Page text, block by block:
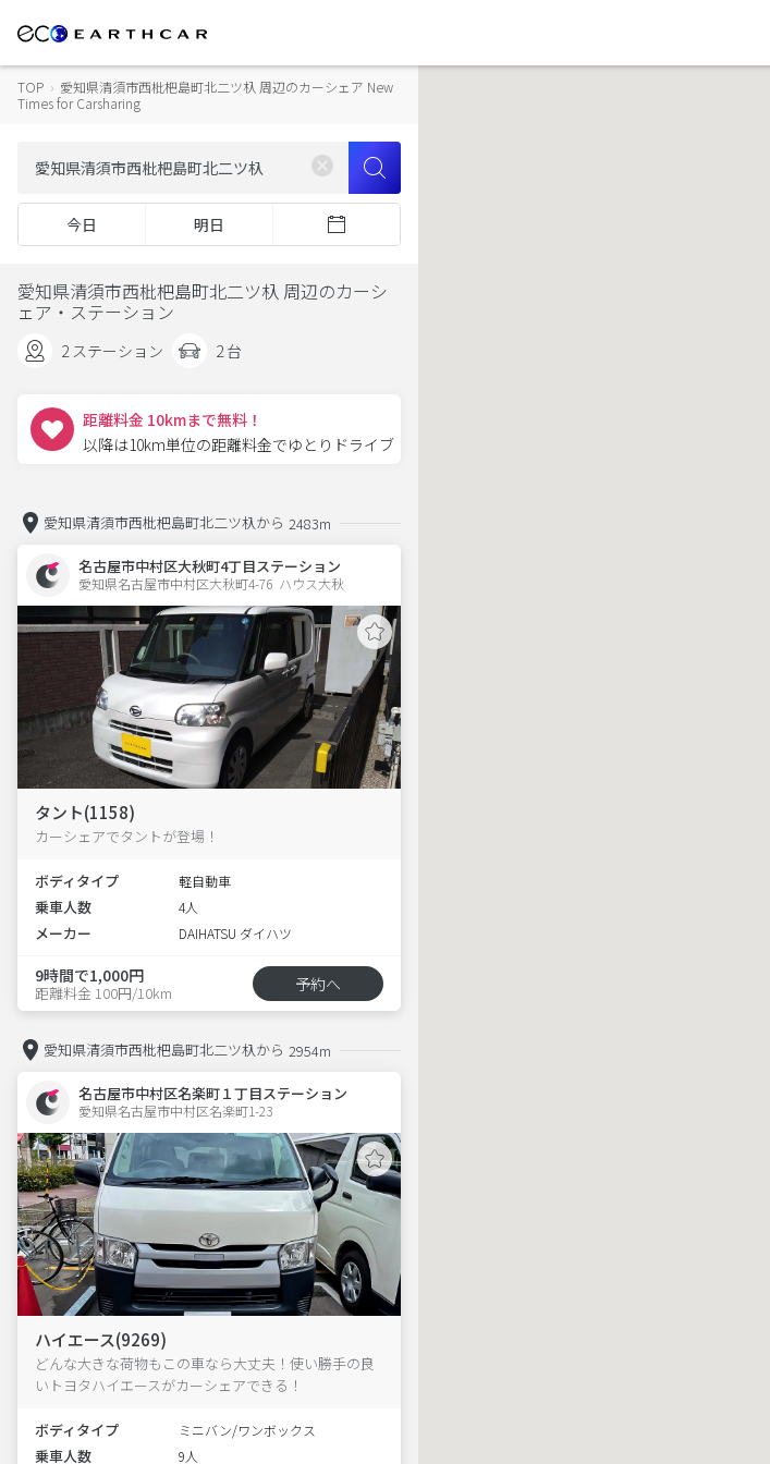
TOP › 愛知県清須市西枇杷島町北二ツ杁 周辺のカーシェア New
Times for Carsharing
今日 明日
愛知県清須市西枇杷島町北二ツ杁 周辺のカーシ
ェア・ステーション
2 ステーション 2 台
距離料金 10kmまで無料！
以降は10km単位の距離料金でゆとりドライブ
愛知県清須市西枇杷島町北二ツ杁から 2483m
名古屋市中村区大秋町4丁目ステーション
愛知県名古屋市中村区大秋町4-76  ハウス大秋
タント(1158)
カーシェアでタントが登場！
ボディタイプ 軽自動車
乗車人数 4人
メーカー DAIHATSU ダイハツ
9時間で1,000円
距離料金 100円/10km 予約へ
愛知県清須市西枇杷島町北二ツ杁から 2954m
名古屋市中村区名楽町１丁目ステーション
愛知県名古屋市中村区名楽町1-23
ハイエース(9269)
どんな大きな荷物もこの車なら大丈夫！使い勝手の良
いトヨタハイエースがカーシェアできる！
ボディタイプ ミニバン/ワンボックス
乗車人数 9人